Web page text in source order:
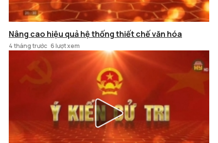
Nâng cao hiệu quả hệ thống thiết chế văn hóa
4 tháng trước 6 lượt xem